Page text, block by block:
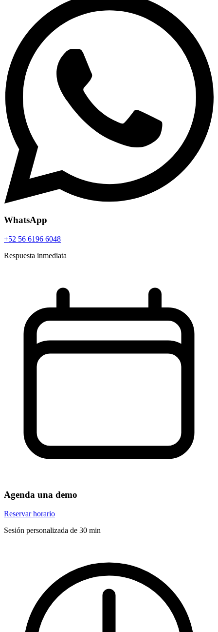
WhatsApp
+52 56 6196 6048
Respuesta inmediata
Agenda una demo
Reservar horario
Sesión personalizada de 30 min